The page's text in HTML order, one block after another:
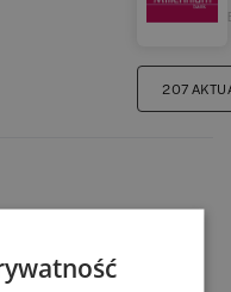
207